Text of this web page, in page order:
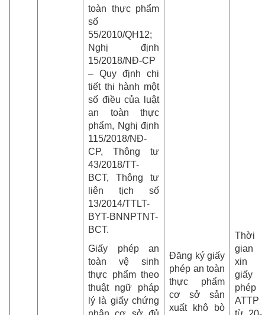
toàn thực phẩm
số
55/2010/QH12;
Nghị định
15/2018/NĐ-CP
– Quy định chi
tiết thi hành một
số điều của luật
an toàn thực
phẩm, Nghị định
115/2018/NĐ-
CP, Thông tư
43/2018/TT-
BCT, Thông tư
liên tịch số
13/2014/TTLT-
BYT-BNNPTNT-
BCT.
Giấy phép an
toàn vệ sinh
thực phẩm theo
thuật ngữ pháp
lý là giấy chứng
Đăng ký giấy
phép an toàn
thực phẩm
cơ sở sản
xuất khô bò
Thời
gian
xin
giấy
phép
ATTP